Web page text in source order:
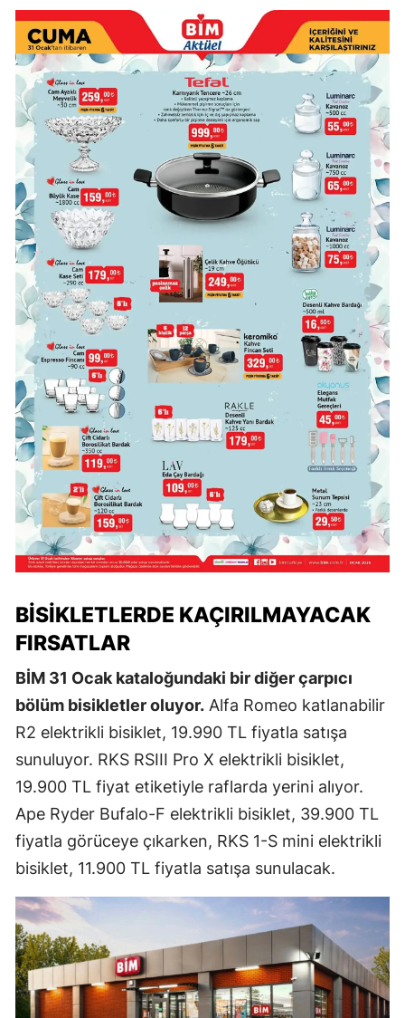
BISIKLETLERDE KAÇIRILMAYACAK
FIRSATLAR
BİM 31 Ocak kataloğundaki bir diğer çarpıcı
bölüm bisikletler oluyor. Alfa Romeo katlanabilir
R2 elektrikli bisiklet, 19.990 TL fiyatla satışa
sunuluyor. RKS RSIII Pro X elektrikli bisiklet,
19.900 TL fiyat etiketiyle raflarda yerini alıyor.
Ape Ryder Bufalo-F elektrikli bisiklet, 39.900 TL
fiyatla görüceye çıkarken, RKS 1-S mini elektrikli
bisiklet, 11.900 TL fiyatla satışa sunulacak.